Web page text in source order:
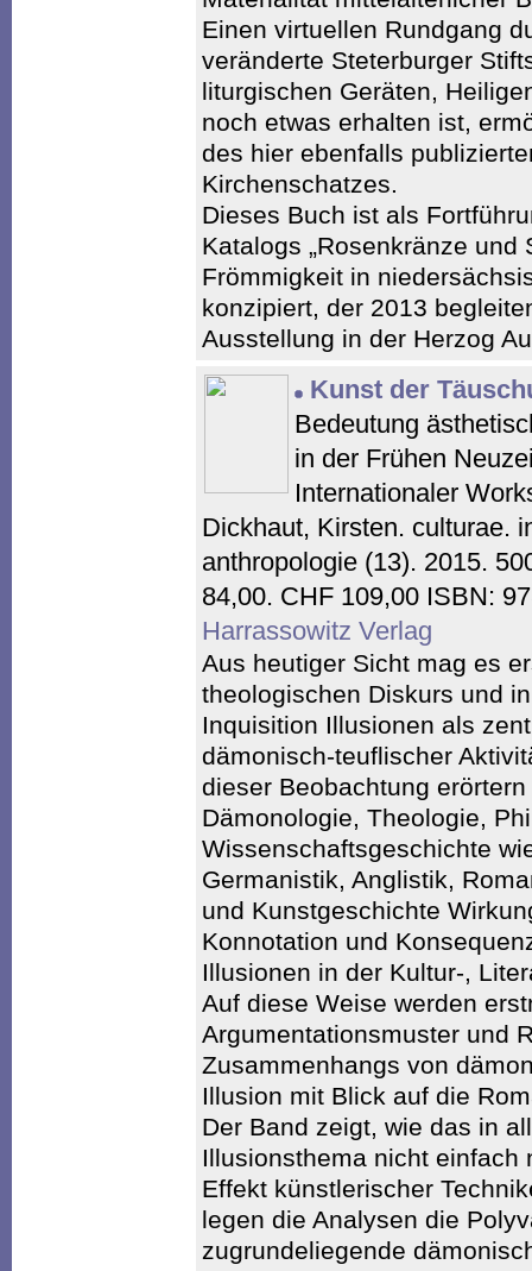
Einen virtuellen Rundgang
veränderte Steterburger
liturgischen Geräten,
noch etwas erhalten ist,
des hier ebenfalls
Kirchenschatzes.
Dieses Buch ist als
Katalogs „Rosenkränze
Frömmigkeit in
konzipiert, der 2013
Ausstellung in der Herzog
Kunst der
Bedeutung
in der Frühen
Internationaler
Dickhaut, Kirsten. culturae.
anthropologie (13). 2015.
84,00. CHF 109,00 ISBN:
Harrassowitz Verlag
Aus heutiger Sicht mag es
theologischen Diskurs und
Inquisition Illusionen als
dämonisch-teuflischer
dieser Beobachtung
Dämonologie, Theologie,
Wissenschaftsgeschichte
Germanistik, Anglistik,
und Kunstgeschichte
Konnotation und
Illusionen in der Kultur-,
Auf diese Weise werden
Argumentationsmuster und
Zusammenhangs von
Illusion mit Blick auf die
Der Band zeigt, wie das in
Illusionsthema nicht einfach
Effekt künstlerischer
legen die Analysen die
zugrundeliegende